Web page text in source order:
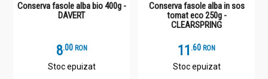
Conserva fasole alba bio 400g -
DAVERT
8.0 RON
Stoc epuizat
Conserva fasole alba in sos
tomat eco 250g -
CLEARSPRING
11 .6 RON
Stoc epuizat